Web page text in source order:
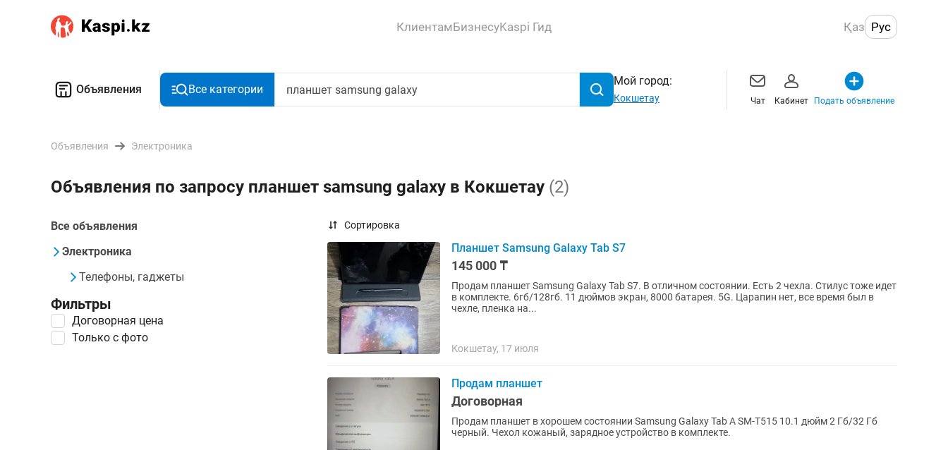
КлиентамБизнесуKaspi Гид Қаз Рус
Объявления Все категории
Мой город:
Кокшетау Чат Кабинет Подать объявление
Объявления Электроника
Объявления по запросу планшет samsung galaxy в Кокшетау (2)
Все объявления
Электроника
Телефоны, гаджеты
Фильтры
Договорная цена
Только с фото
Сортировка
Планшет Samsung Galaxy Tab S7
145 000 ₸
Продам планшет Samsung Galaxy Tab S7. В отличном состоянии. Есть 2 чехла. Стилус тоже идет
в комплекте. 6гб/128гб. 11 дюймов экран, 8000 батарея. 5G. Царапин нет, все время был в
чехле, пленка на...
Кокшетау, 17 июля
Продам планшет
Договорная
Продам планшет в хорошем состоянии Samsung Galaxy Tab A SM-T515 10.1 дюйм 2 Гб/32 Гб
черный. Чехол кожаный, зарядное устройство в комплекте.